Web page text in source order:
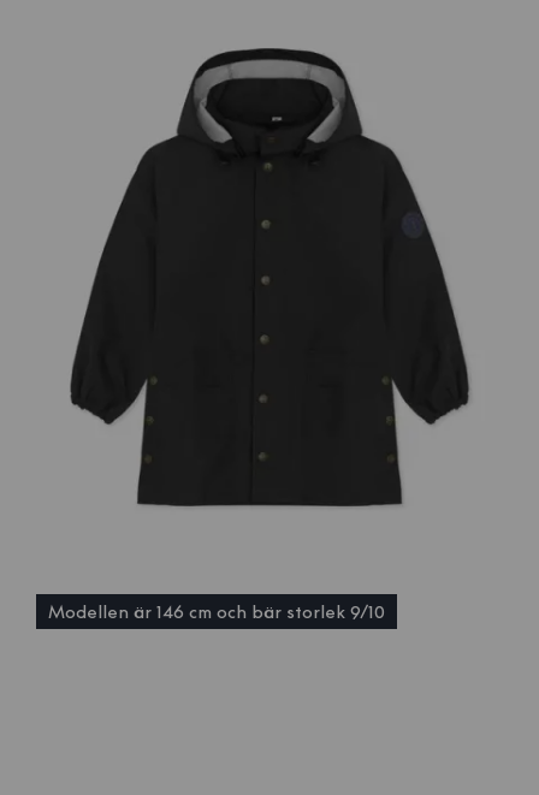
Modellen är 146 cm och bär storlek 9/10